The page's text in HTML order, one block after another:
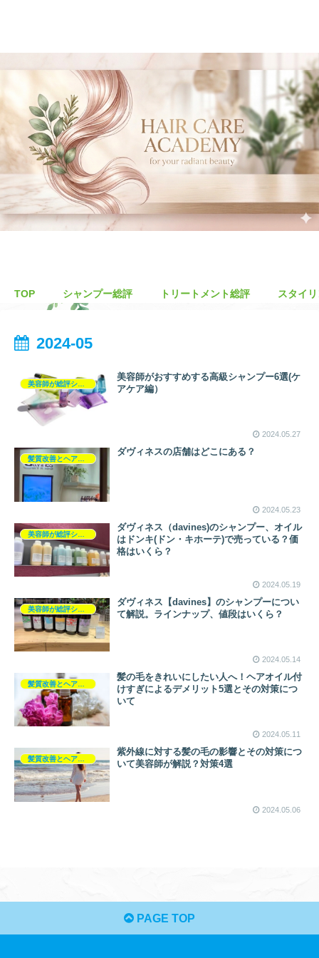
TOP シャンプー総評 トリートメント総評 スタイ
2024-05
美容師がおすすめする高級シャンプー6選(ケ
アケア編）
2024.05.27
髪質改善とヘアの疑問
ダヴィネスの店舗はどこにある？
2024.05.23
ダヴィネス（davines)のシャンプー、オイル
はドンキ(ドン・キホーテ)で売っている？価
格はいくら？
2024.05.19
ダヴィネス【davines】のシャンプーについ
て解説。ラインナップ、値段はいくら？
2024.05.14
髪の毛をきれいにしたい人へ！ヘアオイル付
けすぎによるデメリット5選とその対策につ
いて
2024.05.11
髪質改善とヘアの疑問
紫外線に対する髪の毛の影響とその対策につ
いて美容師が解説？対策4選
2024.05.06
PAGE TOP